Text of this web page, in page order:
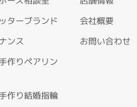
ターブランド
ンス
作りペアリン
作り結婚指輪
会社概要
お問い合わせ